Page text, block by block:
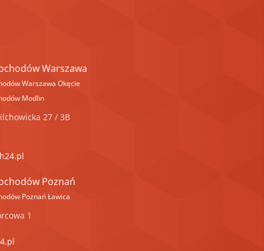
Warszawa
Warszawa Okęcie
Modlin
27 / 3B
Poznań
Poznań Ławica
1